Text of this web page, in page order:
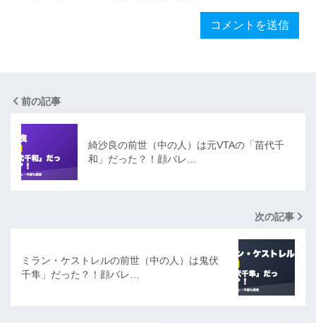
前の記事
綺沙良の前世（中の人）は元VTAの「苗代千
和」だった？！顔バレ…
次の記事
ミラン・ケストレルの前世（中の人）は鬼伏
千隼」だった？！顔バレ…